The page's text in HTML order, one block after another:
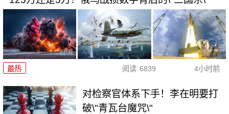
最热 阅读 6839 4小时前
对检察官体系下手！李在明要打
破\"青瓦台魔咒\"